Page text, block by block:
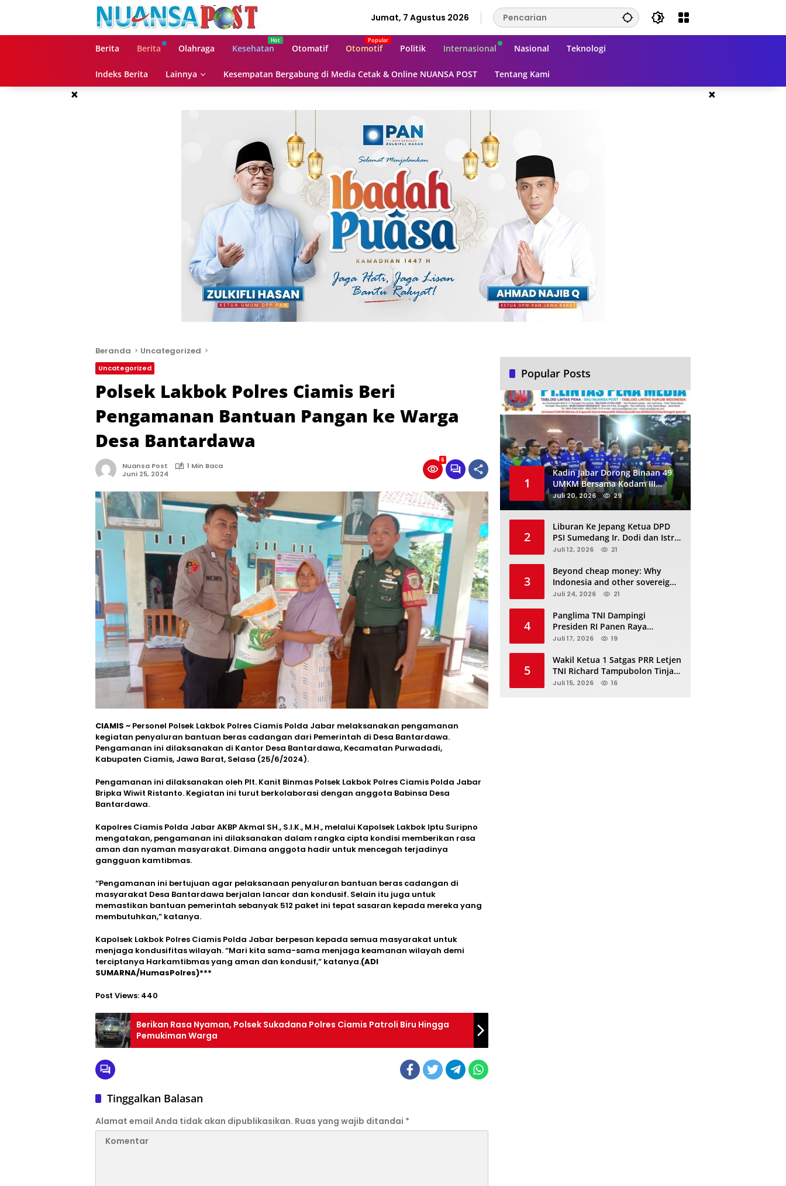
Jumat, 7 Agustus 2026
Berita Berita Olahraga Kesehatan Otomatif Otomotif Politik Internasional Nasional Teknologi
Indeks Berita Lainnya Kesempatan Bergabung di Media Cetak & Online NUANSA POST Tentang Kami
× ×
Beranda Uncategorized
Uncategorized
Polsek Lakbok Polres Ciamis Beri
Pengamanan Bantuan Pangan ke Warga
Desa Bantardawa
Nuansa Post
1 Min Baca
Juni 25, 2024
6
CIAMIS ~ Personel Polsek Lakbok Polres Ciamis Polda Jabar melaksanakan pengamanan
kegiatan penyaluran bantuan beras cadangan dari Pemerintah di Desa Bantardawa.
Pengamanan ini dilaksanakan di Kantor Desa Bantardawa, Kecamatan Purwadadi,
Kabupaten Ciamis, Jawa Barat, Selasa (25/6/2024).
Pengamanan ini dilaksanakan oleh Plt. Kanit Binmas Polsek Lakbok Polres Ciamis Polda Jabar
Bripka Wiwit Ristanto. Kegiatan ini turut berkolaborasi dengan anggota Babinsa Desa
Bantardawa.
Kapolres Ciamis Polda Jabar AKBP Akmal SH., S.I.K., M.H., melalui Kapolsek Lakbok Iptu Suripno
mengatakan, pengamanan ini dilaksanakan dalam rangka cipta kondisi memberikan rasa
aman dan nyaman masyarakat. Dimana anggota hadir untuk mencegah terjadinya
gangguan kamtibmas.
“Pengamanan ini bertujuan agar pelaksanaan penyaluran bantuan beras cadangan di
masyarakat Desa Bantardawa berjalan lancar dan kondusif. Selain itu juga untuk
memastikan bantuan pemerintah sebanyak 512 paket ini tepat sasaran kepada mereka yang
membutuhkan,” katanya.
Kapolsek Lakbok Polres Ciamis Polda Jabar berpesan kepada semua masyarakat untuk
menjaga kondusifitas wilayah. “Mari kita sama-sama menjaga keamanan wilayah demi
terciptanya Harkamtibmas yang aman dan kondusif,” katanya.(ADI
SUMARNA/HumasPolres)***
Post Views: 440
Berikan Rasa Nyaman, Polsek Sukadana Polres Ciamis Patroli Biru Hingga
Pemukiman Warga
Tinggalkan Balasan
Alamat email Anda tidak akan dipublikasikan. Ruas yang wajib ditandai *
Popular Posts
1
Kadin Jabar Dorong Binaan 49
UMKM Bersama Kodam III
Siliwangi Sambil Nobar Final
Piala Dunia, Akan Ada Investor
Juli 20, 2026 29
2
Liburan Ke Jepang Ketua DPD
PSI Sumedang Ir. Dodi dan Istri
Kibarkan Bendera PSI “Jangan
Juli 12, 2026 21
3
Beyond cheap money: Why
Indonesia and other sovereigns
are turning to panda bonds
Juli 24, 2026 21
4
Panglima TNI Dampingi
Presiden RI Panen Raya
Terpadu TNI, Perkuat
Juli 17, 2026 19
5
Wakil Ketua 1 Satgas PRR Letjen
TNI Richard Tampubolon Tinjau
Padang Sidimpuan dan
Juli 15, 2026 16